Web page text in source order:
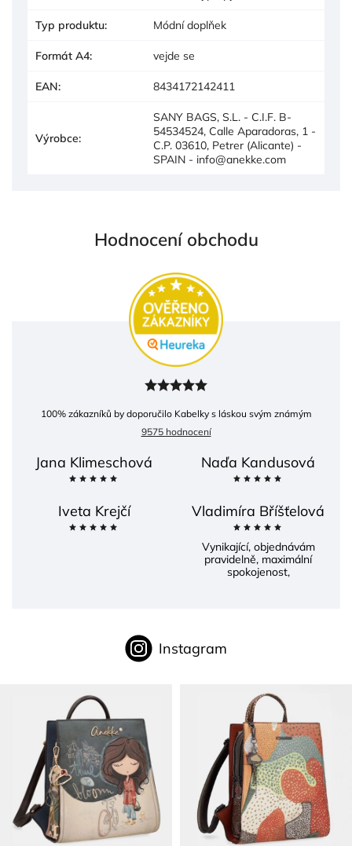
Typ produktu: Módní doplňek
Formát A4: vejde se
EAN: 8434172142411
Výrobce:
SANY BAGS, S.L. - C.I.F. B-
54534524, Calle Aparadoras, 1 -
C.P. 03610, Petrer (Alicante) -
SPAIN - info@anekke.com
Hodnocení obchodu
100% zákazníků by doporučilo Kabelky s láskou svým známým
9575 hodnocení
Jana Klimeschová Naďa Kandusová
Iveta Krejčí Vladimíra Bříšťelová
Vynikající, objednávám
pravidelně, maximální
spokojenost,
Instagram